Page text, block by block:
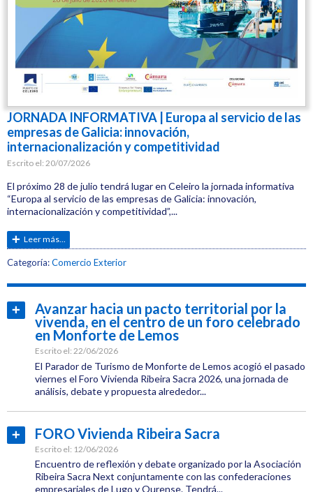
JORNADA INFORMATIVA | Europa al servicio de las
empresas de Galicia: innovación,
internacionalización y competitividad
Escrito el: 20/07/2026
El próximo 28 de julio tendrá lugar en Celeiro la jornada informativa
“Europa al servicio de las empresas de Galicia: innovación,
internacionalización y competitividad”,...
Leer más...
Categoría:Comercio Exterior
Etiquetas:
Jornadas
Internacionalización
Avanzar hacia un pacto territorial por la
vivenda, en el centro de un foro celebrado
en Monforte de Lemos
Escrito el: 22/06/2026
El Parador de Turismo de Monforte de Lemos acogió el pasado
viernes el Foro Vivienda Ribeira Sacra 2026, una jornada de
análisis, debate y propuesta alrededor...
Leer
más...
CEL
Institucional
CEL
FORO Vivienda Ribeira Sacra
Escrito el: 12/06/2026
Encuentro de reflexión y debate organizado por la Asociación
Ribeira Sacra Next conjuntamente con las confederaciones
empresariales de Lugo y Ourense. Tendrá...
Leer
más...